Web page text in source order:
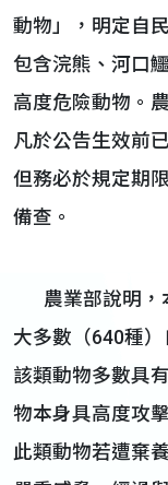
動物」，明定自
包含浣熊、河口
高度危險動物。
凡於公告生效前
但務必於規定期
備查。
農業部說明，
大多數（640種
該類動物多數具
物本身具高度攻
此類動物若遭棄